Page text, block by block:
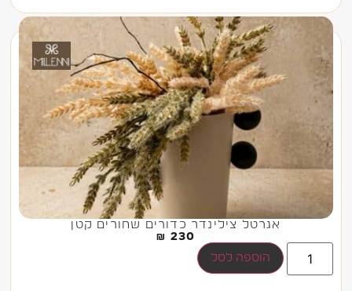
אגרטל צילינדר כדורים שחורים קטן
230
₪
הוספה לסל